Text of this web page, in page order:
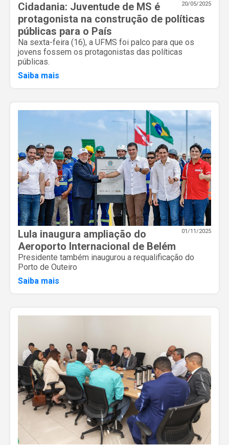
20/05/2025
Cidadania: Juventude de MS é
protagonista na construção de políticas
públicas para o País
Na sexta-feira (16), a UFMS foi palco para que os
jovens fossem os protagonistas das políticas
públicas.
Saiba mais
01/11/2025
Lula inaugura ampliação do
Aeroporto Internacional de Belém
Presidente também inaugurou a requalificação do
Porto de Outeiro
Saiba mais